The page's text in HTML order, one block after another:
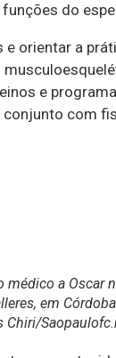
funções do
e orientar a
e
conjunto com
médico a Oscar
em
Chiri/